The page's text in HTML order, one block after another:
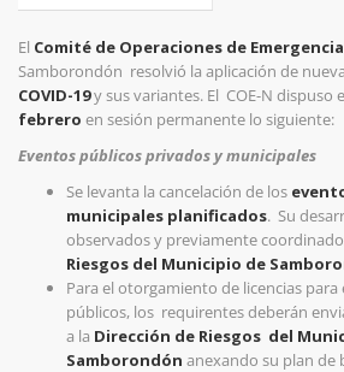
El Comité de Operaciones de
Samborondón resolvió la aplicación de
COVID-19y sus variantes. El COE-N dispuso
febrero en sesión permanente lo siguiente:
Eventos públicos privados y municipales
Se levanta la cancelación de los
municipales planificados. Su
observados y previamente
Riesgos del Municipio de
Para el otorgamiento de licencias
públicos, los requirentes deberán
a la Dirección de Riesgos del
Samborondón anexando su plan de